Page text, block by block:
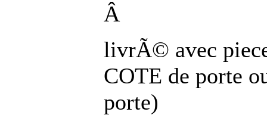
Â
livrÃ© avec
COTE de porte
porte)